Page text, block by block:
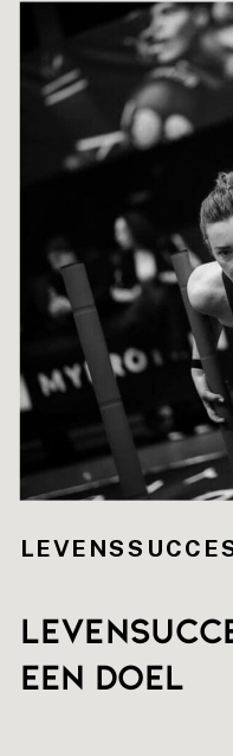
een doel